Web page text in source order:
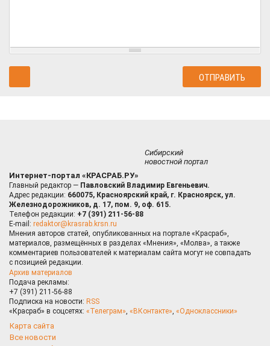
Сибирский
новостной портал
Интернет-портал «КРАСРАБ.РУ»
Главный редактор — Павловский Владимир Евгеньевич.
Адрес редакции: 660075, Красноярский край, г. Красноярск, ул.
Железнодорожников, д. 17, пом. 9, оф. 615.
Телефон редакции: +7 (391) 211-56-88
E-mail: redaktor@krasrab.krsn.ru
Мнения авторов статей, опубликованных на портале «Красраб»,
материалов, размещённых в разделах «Мнения», «Молва», а также
комментариев пользователей к материалам сайта могут не совпадать
с позицией редакции.
Архив материалов
Подача рекламы:
+7 (391) 211-56-88
Подписка на новости: RSS
«Красраб» в соцсетях: «Телеграм», «ВКонтакте», «Одноклассники»
Карта сайта
Все новости